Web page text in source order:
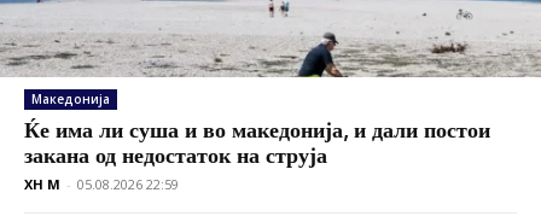
Македонија
Ќе има ли суша и во македонија, и дали постои
закана од недостаток на струја
XH M - 05.08.2026 22:59